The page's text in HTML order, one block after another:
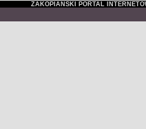
ZAKOPIAŃSKI PORTAL